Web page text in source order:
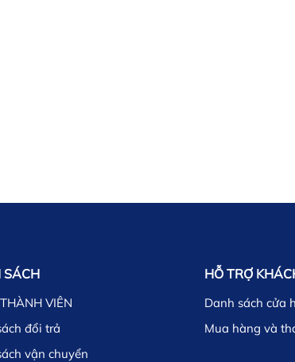
SÁCH
VIÊN
đổi trả
vận chuyển
HỖ TRỢ
Danh sách cửa
Mua hàng và